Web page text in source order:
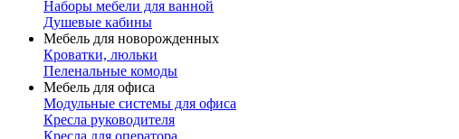
Наборы мебели для ванной
Душевые кабины
Мебель для новорожденных
Кроватки, люльки
Пеленальные комоды
Мебель для офиса
Модульные системы для офиса
Кресла руководителя
Кресла для оператора